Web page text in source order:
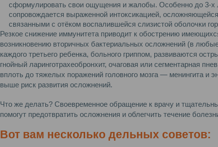
сформулировать свои ощущения и жалобы. Особенно до 3-х
сопровождается выраженной интоксикацией,
связанными с отёком воспалившейся слизистой оболочки
Резкое снижение иммунитета приводит к обострению
возникновению вторичных бактериальных осложнений (в
каждого третьего ребенка, больного гриппом, развиваются
гнойный ларинготрахеобронхит, очаговая или сегментарная
вплоть до тяжелых поражений головного мозга — менингита
выше риск развития осложнений.
Что же делать? Своевременное обращение к врачу и
помогут предотвратить осложнения и облегчить течение
Вот вам несколько дельных советов: